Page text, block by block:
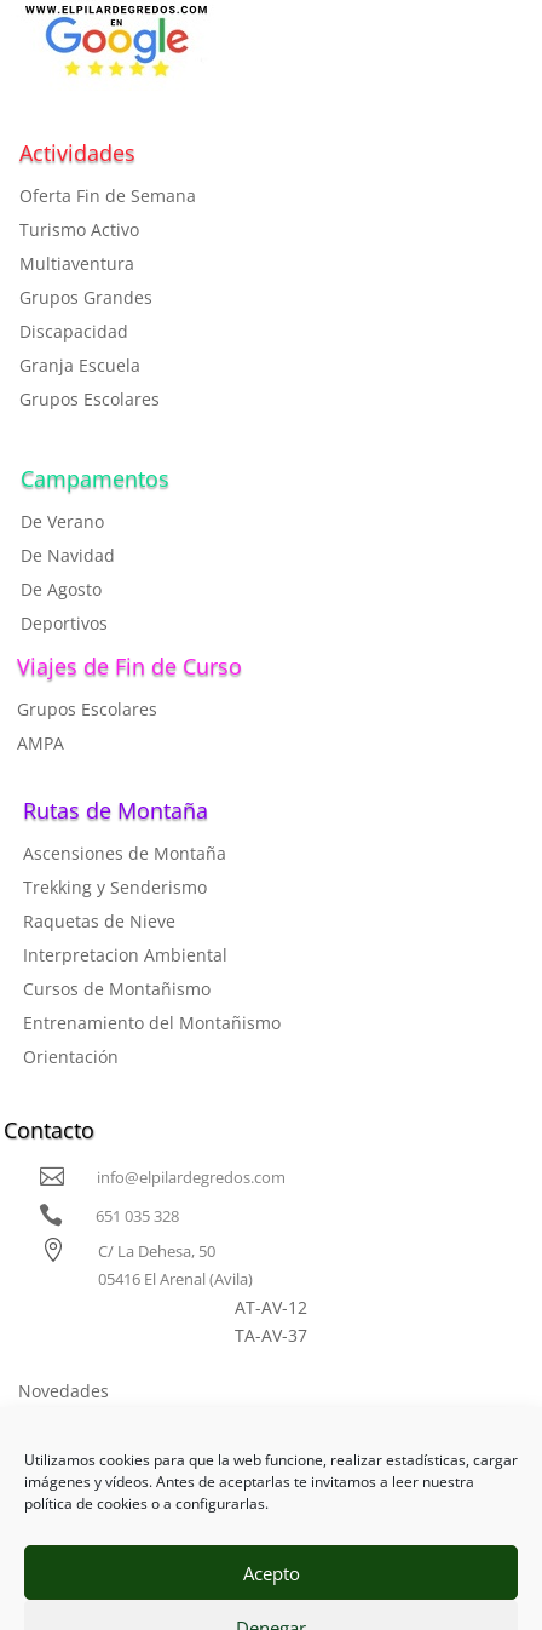
Utilizamos cookies para que la web funcione, realizar estadísticas, cargar
imágenes y vídeos. Antes de aceptarlas te invitamos a leer nuestra
política de cookies o a configurarlas.
Acepto
Actividades
Oferta Fin de Semana
Turismo Activo
Multiaventura
Grupos Grandes
Discapacidad
Granja Escuela
Grupos Escolares
Campamentos
De Verano
De Navidad
De Agosto
Deportivos
Viajes de Fin de Curso
Grupos Escolares
AMPA
Rutas de Montaña
Ascensiones de Montaña
Trekking y Senderismo
Raquetas de Nieve
Interpretacion Ambiental
Cursos de Montañismo
Entrenamiento del Montañismo
Orientación
Contacto
 info@elpilardegredos.com
 651 035 328

C/ La Dehesa, 50
05416 El Arenal (Avila)
AT-AV-12
TA-AV-37
Novedades
Tarifas